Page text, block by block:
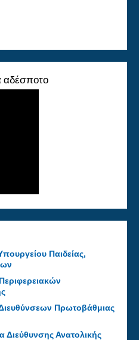
αδέσποτο
Παιδείας,
Πρωτοβάθμιας
Διεύθυνσης Ανατολικής